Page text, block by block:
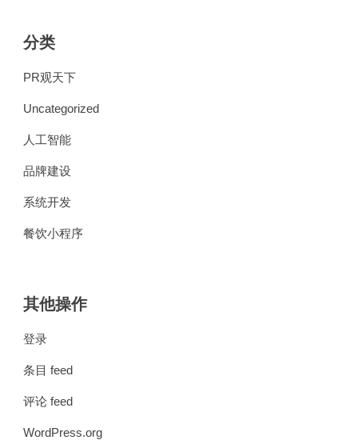
分类
PR观天下
Uncategorized
人工智能
品牌建设
系统开发
餐饮小程序
其他操作
登录
条目 feed
评论 feed
WordPress.org